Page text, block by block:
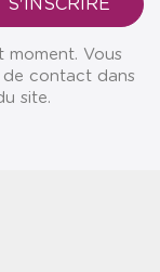
moment. Vous
contact dans
site.